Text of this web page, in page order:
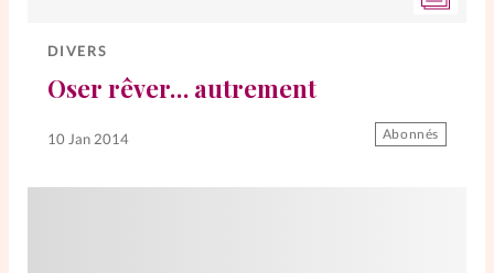
DIVERS
Oser rêver… autrement
10 Jan 2014 Abonnés